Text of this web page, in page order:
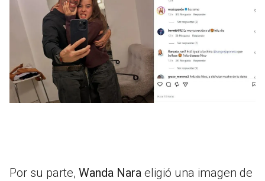
Por su parte, Wanda Nara eligió una imagen de